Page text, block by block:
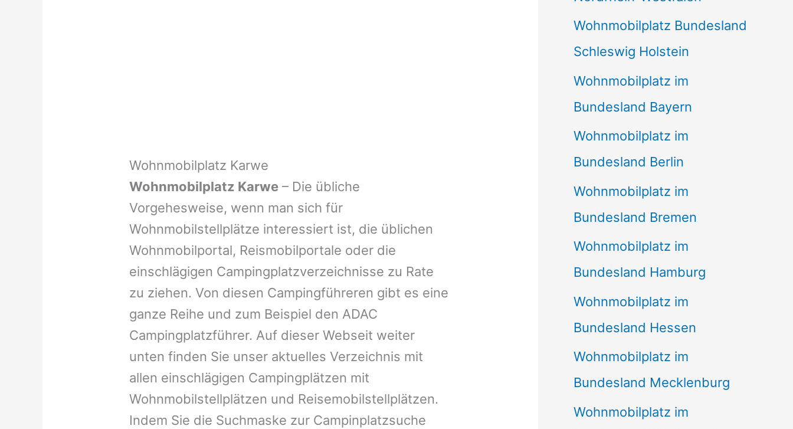
Wohnmobilplatz Karwe
Wohnmobilplatz Karwe– Die übliche
Vorgehesweise, wenn man sich für
Wohnmobilstellplätze interessiert ist, die üblichen
Wohnmobilportal, Reismobilportale oder die
einschlägigen Campingplatzverzeichnisse zu Rate
zu ziehen. Von diesen Campingführeren gibt es eine
ganze Reihe und zum Beispiel den ADAC
Campingplatzführer. Auf dieser Webseit weiter
unten finden Sie unser aktuelles Verzeichnis mit
allen einschlägigen Campingplätzen mit
Wohnmobilstellplätzen und Reisemobilstellplätzen.
Indem Sie die Suchmaske zur Campinplatzsuche
Wohnmobilplatz Bundesland
Schleswig Holstein
Wohnmobilplatz im
Bundesland Bayern
Wohnmobilplatz im
Bundesland Berlin
Wohnmobilplatz im
Bundesland Bremen
Wohnmobilplatz im
Bundesland Hamburg
Wohnmobilplatz im
Bundesland Hessen
Wohnmobilplatz im
Bundesland Mecklenburg
Wohnmobilplatz im